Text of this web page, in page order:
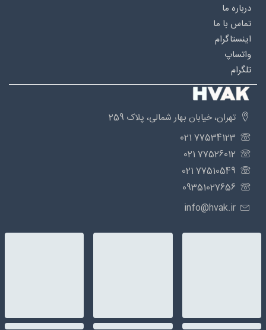
درباره‌ ما
تماس با ما
اینستاگرام
واتساپ
تلگرام
تهران، خیابان بهار شمالی، پلاک 259
77534123 021
77526012 021
77510549 021
09351027656
info@hvak.ir